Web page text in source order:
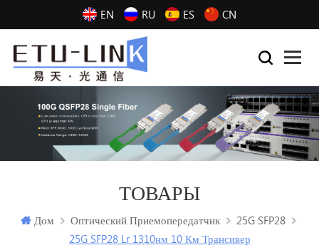
EN RU ES CN
ТОВАРЫ
Дом Оптический Приемопередатчик
25G SFP28
25G SFP28 Lr 1310нм 10 Км Трансивер